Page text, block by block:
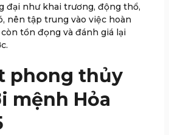
đại như khai trương, động thổ,
nên tập trung vào việc hoàn
tồn đọng và đánh giá lại
phong thủy
mệnh Hỏa